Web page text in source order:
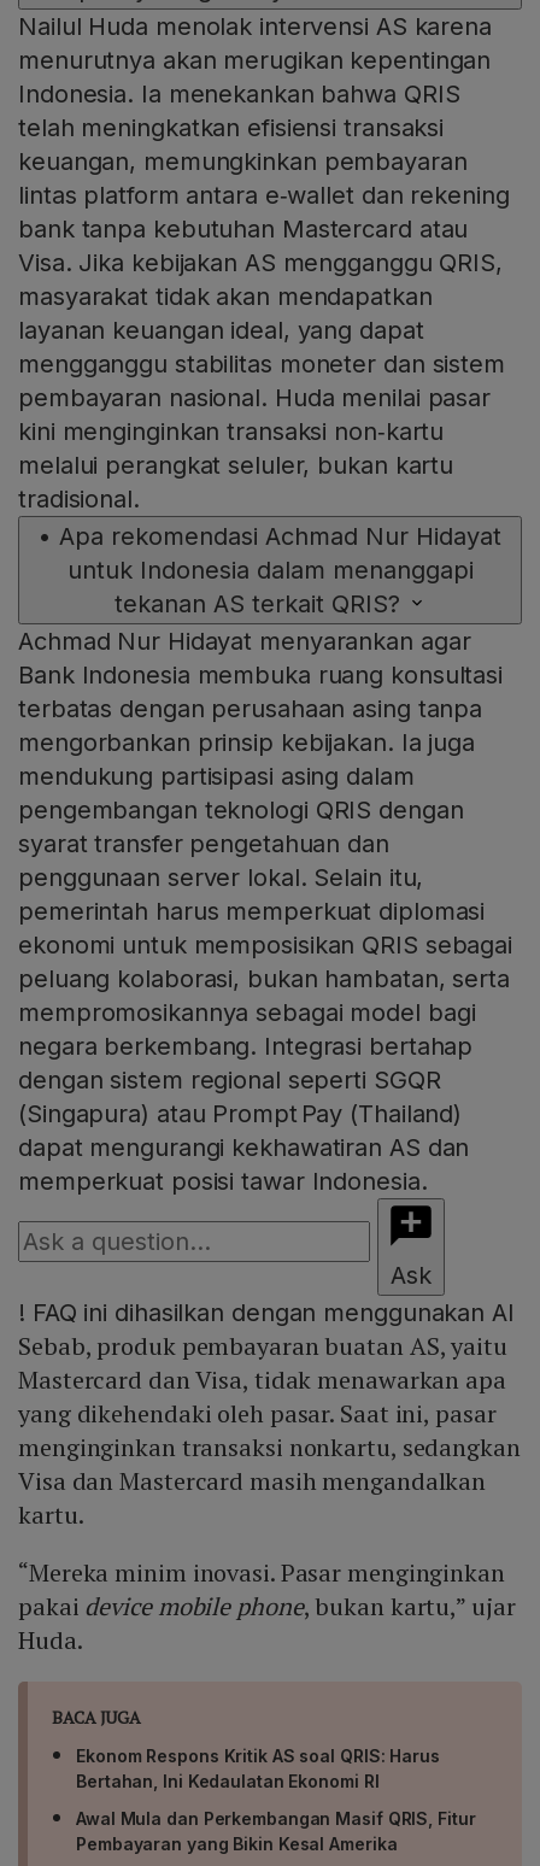
Nailul Huda menolak intervensi AS karena
menurutnya akan merugikan kepentingan
Indonesia. Ia menekankan bahwa QRIS
telah meningkatkan efisiensi transaksi
keuangan, memungkinkan pembayaran
lintas platform antara e‑wallet dan rekening
bank tanpa kebutuhan Mastercard atau
Visa. Jika kebijakan AS mengganggu QRIS,
masyarakat tidak akan mendapatkan
layanan keuangan ideal, yang dapat
mengganggu stabilitas moneter dan sistem
pembayaran nasional. Huda menilai pasar
kini menginginkan transaksi non‑kartu
melalui perangkat seluler, bukan kartu
tradisional.
• Apa rekomendasi Achmad Nur Hidayat
untuk Indonesia dalam menanggapi
tekanan AS terkait QRIS?
Achmad Nur Hidayat menyarankan agar
Bank Indonesia membuka ruang konsultasi
terbatas dengan perusahaan asing tanpa
mengorbankan prinsip kebijakan. Ia juga
mendukung partisipasi asing dalam
pengembangan teknologi QRIS dengan
syarat transfer pengetahuan dan
penggunaan server lokal. Selain itu,
pemerintah harus memperkuat diplomasi
ekonomi untuk memposisikan QRIS sebagai
peluang kolaborasi, bukan hambatan, serta
mempromosikannya sebagai model bagi
negara berkembang. Integrasi bertahap
dengan sistem regional seperti SGQR
(Singapura) atau Prompt Pay (Thailand)
dapat mengurangi kekhawatiran AS dan
memperkuat posisi tawar Indonesia.
Ask
! FAQ ini dihasilkan dengan menggunakan AI
Sebab, produk pembayaran buatan AS, yaitu
Mastercard dan Visa, tidak menawarkan apa
yang dikehendaki oleh pasar. Saat ini, pasar
menginginkan transaksi nonkartu, sedangkan
Visa dan Mastercard masih mengandalkan
kartu.
“Mereka minim inovasi. Pasar menginginkan
pakai device mobile phone, bukan kartu,” ujar
Huda.
BACA JUGA
Ekonom Respons Kritik AS soal QRIS: Harus
Bertahan, Ini Kedaulatan Ekonomi RI
Awal Mula dan Perkembangan Masif QRIS, Fitur
Pembayaran yang Bikin Kesal Amerika